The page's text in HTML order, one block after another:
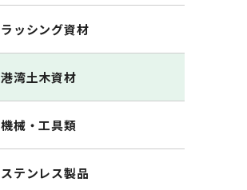
ラッシング資材
港湾土木資材
機械・工具類
ステンレス製品